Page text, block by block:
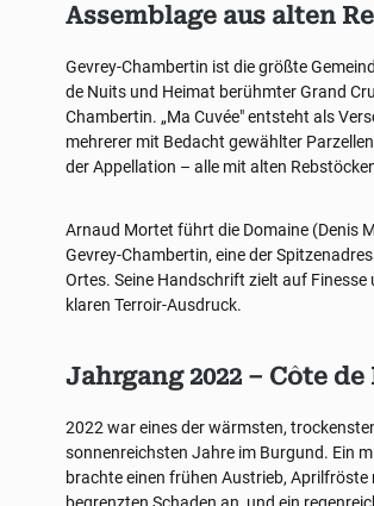
Assemblage aus alten
Gevrey-Chambertin ist die größte
de Nuits und Heimat berühmter Grand
Chambertin. „Ma Cuvée" entsteht als
mehrerer mit Bedacht gewählter
der Appellation – alle mit alten
Arnaud Mortet führt die Domaine (Denis
Gevrey-Chambertin, eine der
Ortes. Seine Handschrift zielt auf Finesse
klaren Terroir-Ausdruck.
Jahrgang 2022 – Côte
2022 war eines der wärmsten,
sonnenreichsten Jahre im Burgund. Ein
brachte einen frühen Austrieb,